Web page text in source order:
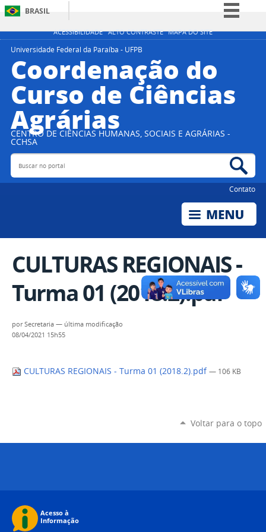
ACESSIBILIDADE ALTO CONTRASTE MAPA DO SITE
BRASIL
Simplifique!
Participe
Acesso à informação
Legislação
Universidade Federal da Paraíba - UFPB
Coordenação do
Curso de Ciências
Agrárias
CENTRO DE CIÊNCIAS HUMANAS, SOCIAIS E AGRÁRIAS -
CCHSA
Buscar no portal
Contato
CULTURAS REGIONAIS -
Turma 01 (2018.2).pdf
porSecretaria — última modificação
08/04/2021 15h55
CULTURAS REGIONAIS - Turma 01 (2018.2).pdf — 106 KB
Voltar para o topo